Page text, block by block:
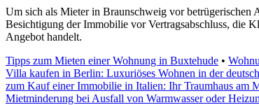
Um sich als Mieter in Braunschweig vor betrügerischen
Besichtigung der Immobilie vor Vertragsabschluss, die
Angebot handelt.
Tipps zum Mieten einer Wohnung in Buxtehude •
Villa kaufen in Berlin: Luxuriöses Wohnen in der
zum Kauf einer Immobilie in Italien: Ihr Traumhaus am
Mietminderung bei Ausfall von Warmwasser oder